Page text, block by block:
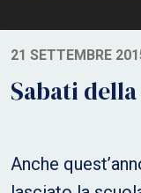
21 SETTEMBRE
Sabati
Anche